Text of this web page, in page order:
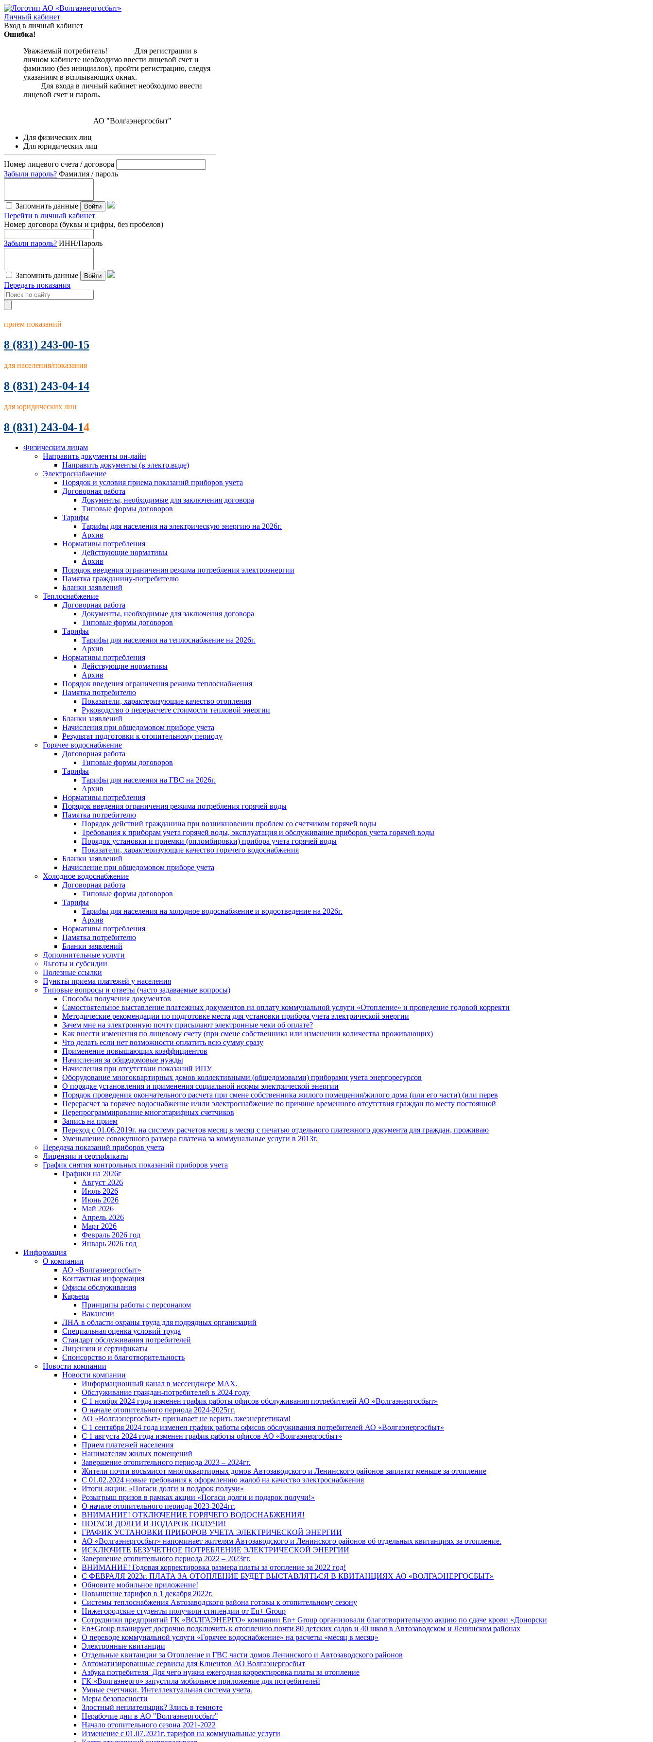
Личный кабинет
Вход в личный кабинет
Ошибка!
Уважаемый потребитель! Для регистрации в
личном кабинете необходимо ввести лицевой счет и
фамилию (без инициалов), пройти регистрацию, следуя
указаниям в всплывающих окнах.
Для входа в личный кабинет необходимо ввести
лицевой счет и пароль.
АО "Волгаэнергосбыт"
Для физических лиц
Для юридических лиц
Номер лицевого счета / договора
Забыли пароль? Фамилия / пароль
Запомнить данные Войти
Перейти в личный кабинет
Номер договора (буквы и цифры, без пробелов)
Забыли пароль? ИНН/Пароль
Запомнить данные Войти
Передать показания
прием показаний
8 (831) 243-00-15
для населения/показания
8 (831) 243-04-14
для юридических лиц
8 (831) 243-04-14
Физическим лицам
Направить документы он-лайн
Направить документы (в электр.виде)
Электроснабжение
Порядок и условия приема показаний приборов учета
Договорная работа
Документы, необходимые для заключения договора
Типовые формы договоров
Тарифы
Тарифы для населения на электрическую энергию на 2026г.
Архив
Нормативы потребления
Действующие нормативы
Архив
Порядок введения ограничения режима потребления электроэнергии
Памятка гражданину-потребителю
Бланки заявлений
Теплоснабжение
Договорная работа
Документы, необходимые для заключения договора
Типовые формы договоров
Тарифы
Тарифы для населения на теплоснабжение на 2026г.
Архив
Нормативы потребления
Действующие нормативы
Архив
Порядок введения ограничения режима теплоснабжения
Памятка потребителю
Показатели, характеризующие качество отопления
Руководство о перерасчете стоимости тепловой энергии
Бланки заявлений
Начисления при общедомовом приборе учета
Результат подготовки к отопительному периоду
Горячее водоснабжение
Договорная работа
Типовые формы договоров
Тарифы
Тарифы для населения на ГВС на 2026г.
Архив
Нормативы потребления
Порядок введения ограничения режима потребления горячей воды
Памятка потребителю
Порядок действий гражданина при возникновении проблем со счетчиком горячей воды
Требования к приборам учета горячей воды, эксплуатация и обслуживание приборов учета горячей воды
Порядок установки и приемки (опломбировки) прибора учета горячей воды
Показатели, характеризующие качество горячего водоснабжения
Бланки заявлений
Начисление при общедомовом приборе учета
Холодное водоснабжение
Договорная работа
Типовые формы договоров
Тарифы
Тарифы для населения на холодное водоснабжение и водоотведение на 2026г.
Архив
Нормативы потребления
Памятка потребителю
Бланки заявлений
Дополнительные услуги
Льготы и субсидии
Полезные ссылки
Пункты приема платежей у населения
Типовые вопросы и ответы (часто задаваемые вопросы)
Способы получения документов
Самостоятельное выставление платежных документов на оплату коммунальной услуги «Отопление» и проведение годовой корректи
Методические рекомендации по подготовке места для установки прибора учета электрической энергии
Зачем мне на электронную почту присылают электронные чеки об оплате?
Как внести изменения по лицевому счету (при смене собственника или изменении количества проживающих)
Что делать если нет возможности оплатить всю сумму сразу
Применение повышающих коэффициентов
Начисления за общедомовые нужды
Начисления при отсутствии показаний ИПУ
Оборудование многоквартирных домов коллективными (общедомовыми) приборами учета энергоресурсов
О порядке установления и применения социальной нормы электрической энергии
Порядок проведения окончательного расчета при смене собственника жилого помещения/жилого дома (или его части) (или перев
Перерасчет за горячее водоснабжение и/или электроснабжение по причине временного отсутствия граждан по месту постоянной
Перепрограммирование многотарифных счетчиков
Запись на прием
Переход с 01.06.2019г. на систему расчетов месяц в месяц с печатью отдельного платежного документа для граждан, проживаю
Уменьшение совокупного размера платежа за коммунальные услуги в 2013г.
Передача показаний приборов учета
Лицензии и сертификаты
График снятия контрольных показаний приборов учета
Графики на 2026г
Август 2026
Июль 2026
Июнь 2026
Май 2026
Апрель 2026
Март 2026
Февраль 2026 год
Январь 2026 год
Информация
О компании
АО «Волгаэнергосбыт»
Контактная информация
Офисы обслуживания
Карьера
Принципы работы с персоналом
Вакансии
ЛНА в области охраны труда для подрядных организаций
Специальная оценка условий труда
Стандарт обслуживания потребителей
Лицензии и сертификаты
Спонсорство и благотворительность
Новости компании
Новости компании
Информационный канал в мессенджере MAX.
Обслуживание граждан-потребителей в 2024 году
С 1 ноября 2024 года изменен график работы офисов обслуживания потребителей АО «Волгаэнергосбыт»
О начале отопительного периода 2024-2025гг.
АО «Волгаэнергосбыт» призывает не верить лжеэнергетикам!
С 1 сентября 2024 года изменен график работы офисов обслуживания потребителей АО «Волгаэнергосбыт»
С 1 августа 2024 года изменен график работы офисов АО «Волгаэнергосбыт»
Прием платежей населения
Нанимателям жилых помещений
Завершение отопительного периода 2023 – 2024гг.
Жители почти восьмисот многоквартирных домов Автозаводского и Ленинского районов заплатят меньше за отопление
С 01.02.2024 новые требования к оформлению жалоб на качество электроснабжения
Итоги акции: «Погаси долги и подарок получи»
Розыгрыш призов в рамках акции «Погаси долги и подарок получи!»
О начале отопительного периода 2023-2024гг.
ВНИМАНИЕ! ОТКЛЮЧЕНИЕ ГОРЯЧЕГО ВОДОСНАБЖЕНИЯ!
ПОГАСИ ДОЛГИ И ПОДАРОК ПОЛУЧИ!
ГРАФИК УСТАНОВКИ ПРИБОРОВ УЧЕТА ЭЛЕКТРИЧЕСКОЙ ЭНЕРГИИ
АО «Волгаэнергосбыт» напоминает жителям Автозаводского и Ленинского районов об отдельных квитанциях за отопление.
ИСКЛЮЧИТЕ БЕЗУЧЕТНОЕ ПОТРЕБЛЕНИЕ ЭЛЕКТРИЧЕСКОЙ ЭНЕРГИИ
Завершение отопительного периода 2022 – 2023гг.
ВНИМАНИЕ! Годовая корректировка размера платы за отопление за 2022 год!
С ФЕВРАЛЯ 2023г. ПЛАТА ЗА ОТОПЛЕНИЕ БУДЕТ ВЫСТАВЛЯТЬСЯ В КВИТАНЦИЯХ АО «ВОЛГАЭНЕРГОСБЫТ»
Обновите мобильное приложение!
Повышение тарифов в 1 декабря 2022г.
Системы теплоснабжения Автозаводского района готовы к отопительному сезону
Нижегородские студенты получили стипендии от En+ Group
Сотрудники предприятий ГК «ВОЛГАЭНЕРГО» компании En+ Group организовали благотворительную акцию по сдаче крови «Донорски
En+Group планирует досрочно подключить к отоплению почти 80 детских садов и 40 школ в Автозаводском и Ленинском районах
О переводе коммунальной услуги «Горячее водоснабжение» на расчеты «месяц в месяц»
Электронные квитанции
Отдельные квитанции за Отопление и ГВС части домов Ленинского и Автозаводского районов
Автоматизированные сервисы для Клиентов АО Волгаэнергосбыт
Азбука потребителя_Для чего нужна ежегодная корректировка платы за отопление
ГК «Волгаэнерго» запустила мобильное приложение для потребителей
Умные счетчики. Интеллектуальная система учета.
Меры безопасности
Злостный неплательщик? Злись в темноте
Нерабочие дни в АО "Волгаэнергосбыт"
Начало отопительного сезона 2021-2022
Изменение с 01.07.2021г. тарифов на коммунальные услуги